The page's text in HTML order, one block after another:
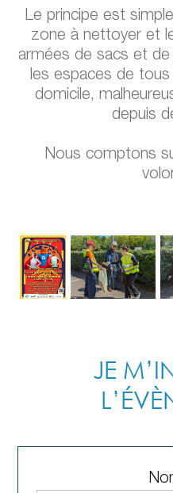
Le principe est
zone à nettoyer et
armées de sacs et
les espaces de
domicile,
depuis
Nous comptons
JE